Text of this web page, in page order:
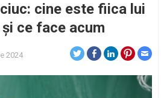
cine este fiica lui
ce face acum
2024